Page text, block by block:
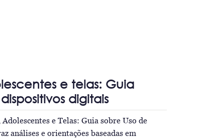
e telas: Guia
digitais
e Telas: Guia sobre Uso de
análises e orientações baseadas em